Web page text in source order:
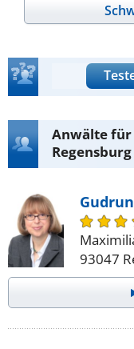
Anwälte
Regensburg
93047